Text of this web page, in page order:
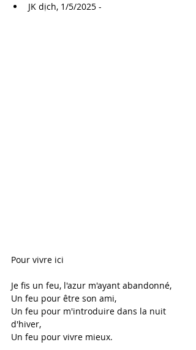
JK dịch, 1/5/2025 -
Pour vivre ici
Je fis un feu, l'azur m'ayant abandonné,
Un feu pour être son ami,
Un feu pour m'introduire dans la nuit
d'hiver,
Un feu pour vivre mieux.